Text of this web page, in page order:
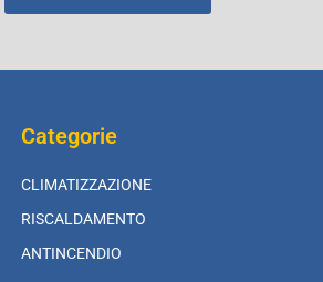
Categorie
CLIMATIZZAZIONE
RISCALDAMENTO
ANTINCENDIO